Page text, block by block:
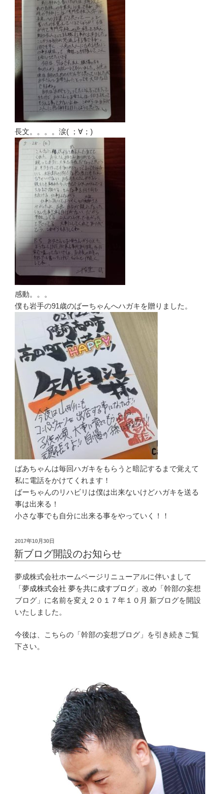
長文。。。。涙( ；∀；)
感動。。。
僕も岩手の91歳のばーちゃんへハガキを贈りました。
ばあちゃんは毎回ハガキをもらうと暗記するまで覚えて
私に電話をかけてくれます！
ばーちゃんのリハビリは僕は出来ないけどハガキを送る
事は出来る！
小さな事でも自分に出来る事をやっていく！！
投
稿
日:
2017年10月30日
新ブログ開設のお知らせ
夢成株式会社ホームページリニューアルに伴いまして
「夢成株式会社 夢を共に成すブログ 」改め「幹部の妄想
ブログ」に名前を変え２０１７年１０月 新ブログを開設
いたしました。
今後は、こちらの「幹部の妄想ブログ」を引き続きご覧
下さい。